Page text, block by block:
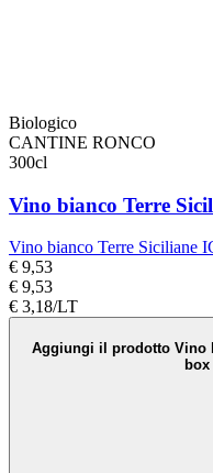
Biologico
CANTINE RONCO
300cl
Vino bianco Terre
Vino bianco Terre Siciliane
€ 9,53
€ 9,53
€ 3,18/LT
Aggiungi il prodotto Vino